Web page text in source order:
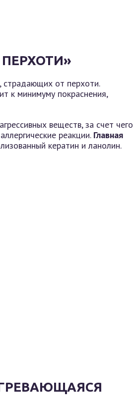
ПЕРХОТИ»
страдающих от перхоти.
к минимуму покраснения,
веществ, за счет чего
реакции. Главная
кератин и ланолин.